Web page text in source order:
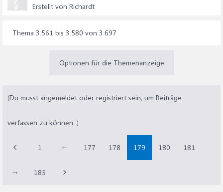
Erstellt von Richardt
Thema 3.561 bis 3.580 von 3.697
Optionen für die Themenanzeige
(Du musst angemeldet oder registriert sein, um Beiträge
verfassen zu können. )
1 ← 177 178 179 180 181
→ 185